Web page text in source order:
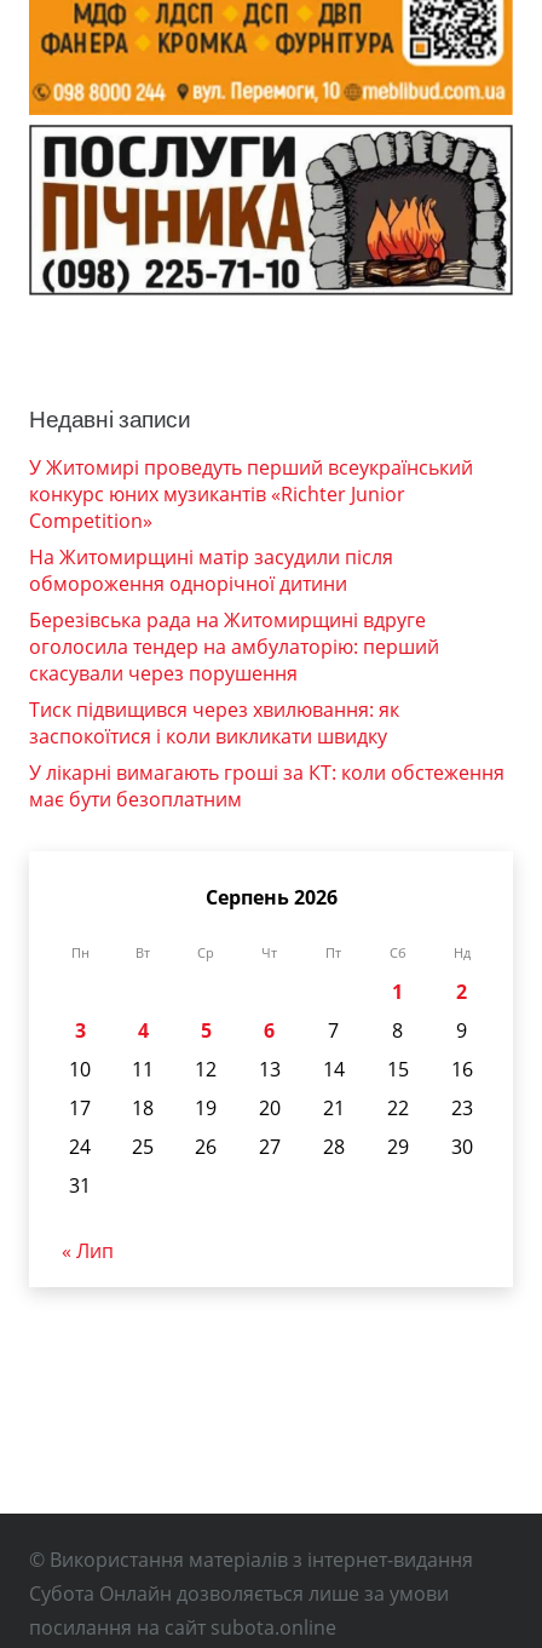
Недавні записи
У Житомирі проведуть перший всеукраїнський
конкурс юних музикантів «Richter Junior
Competition»
На Житомирщині матір засудили після
обмороження однорічної дитини
Березівська рада на Житомирщині вдруге
оголосила тендер на амбулаторію: перший
скасували через порушення
Тиск підвищився через хвилювання: як
заспокоїтися і коли викликати швидку
У лікарні вимагають гроші за КТ: коли обстеження
має бути безоплатним
Серпень 2026
Пн Вт Ср Чт Пт Сб Нд
1
2
3
4 5 6 7 8
9
10
11 12 13 14 15
16
17
18 19 20 21 22
23
24
25 26 27 28 29
30
31
« Лип
© Використання матеріалів з інтернет-видання
Субота Онлайн дозволяється лише за умови
посилання на сайт subota.online